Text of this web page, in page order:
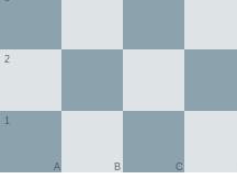
1
2
A B C